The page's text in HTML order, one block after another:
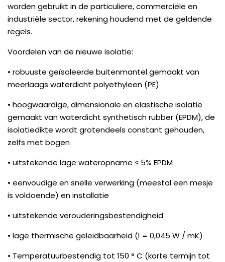
worden gebruikt in de particuliere, commerciële en
industriële sector, rekening houdend met de geldende
regels.
Voordelen van de nieuwe isolatie:
• robuuste geïsoleerde buitenmantel gemaakt van
meerlaags waterdicht polyethyleen (PE)
• hoogwaardige, dimensionale en elastische isolatie
gemaakt van waterdicht synthetisch rubber (EPDM), de
isolatiedikte wordt grotendeels constant gehouden,
zelfs met bogen
• uitstekende lage wateropname ≤ 5% EPDM
• eenvoudige en snelle verwerking (meestal een mesje
is voldoende) en installatie
• uitstekende verouderingsbestendigheid
• lage thermische geleidbaarheid (l = 0,045 W / mK)
• Temperatuurbestendig tot 150 ° C (korte termijn tot